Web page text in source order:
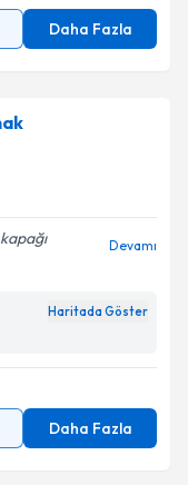
Daha Fazla
Devamı
Haritada Göster
Daha Fazla